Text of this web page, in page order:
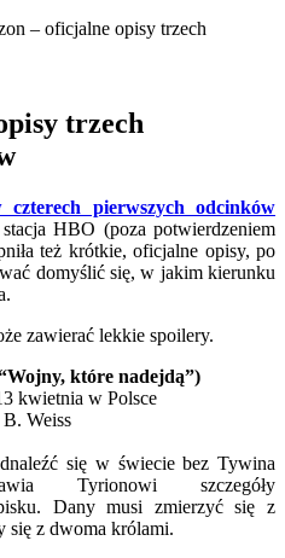
– oficjalne opisy trzech
trzech
pierwszych odcinków
HBO (poza potwierdzeniem
też krótkie, oficjalne opisy, po
domyślić się, w jakim kierunku
zawierać lekkie spoilery.
które nadejdą”)
kwietnia w Polsce
Weiss
się w świecie bez Tywina
Tyrionowi szczegóły
Dany musi zmierzyć się z
się z dwoma królami.